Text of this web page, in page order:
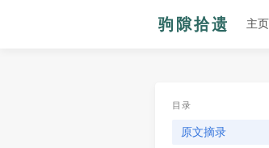
主页
目录
原文摘录